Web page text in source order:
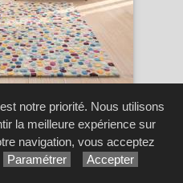
... [6 image(s)]
notre priorité. Nous utilisons
la meilleure expérience sur
navigation, vous acceptez
Paramétrer Accepter